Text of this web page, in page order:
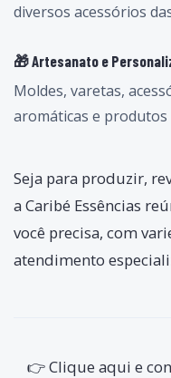
diversos acessórios
🎁 Artesanato e
Moldes, varetas,
aromáticas e
Seja para produzir,
a Caribé Essências
você precisa, com
atendimento
👉 Clique aqui e